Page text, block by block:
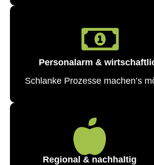
Personalarm &
Schlanke Prozesse machen’s
Regional & nachhaltig